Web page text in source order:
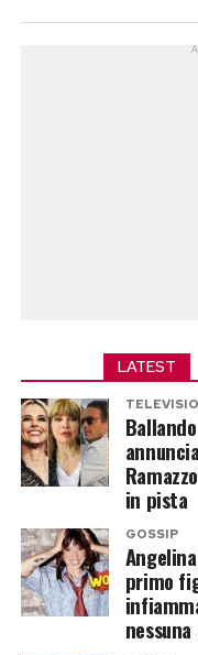
LATEST
in pista
GOSSIP
primo